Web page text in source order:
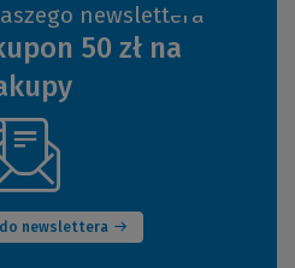
newslettera
50 zł na
newslettera
(Nowe
okno)